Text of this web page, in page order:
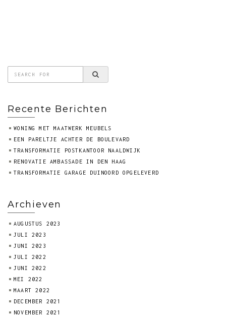
Recente Berichten
WONING MET MAATWERK MEUBELS
EEN PARELTJE ACHTER DE BOULEVARD
TRANSFORMATIE POSTKANTOOR NAALDWIJK
RENOVATIE AMBASSADE IN DEN HAAG
TRANSFORMATIE GARAGE DUINOORD OPGELEVERD
Archieven
AUGUSTUS 2023
JULI 2023
JUNI 2023
JULI 2022
JUNI 2022
MEI 2022
MAART 2022
DECEMBER 2021
NOVEMBER 2021